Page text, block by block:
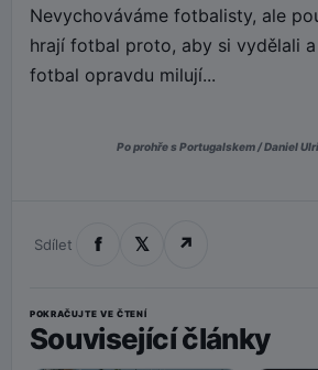
Nevychováváme fotbalisty, ale
hrají fotbal proto, aby si vydělali
fotbal opravdu milují...
Po prohře s Portugalskem / Daniel
Sdílet f 𝕏 ↗
POKRAČUJTE VE ČTENÍ
Související články